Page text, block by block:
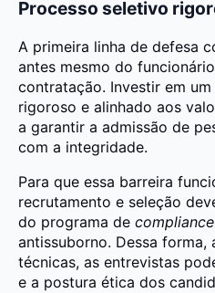
Processo seletivo
A primeira linha de defesa
antes mesmo do
contratação. Investir em
rigoroso e alinhado aos
a garantir a admissão de
com a integridade.
Para que essa barreira
recrutamento e seleção
do programa de compliance
antissuborno. Dessa forma,
técnicas, as entrevistas
e a postura ética dos